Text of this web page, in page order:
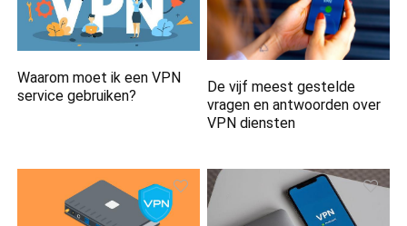
Waarom moet ik een VPN
service gebruiken?
De vijf meest gestelde
vragen en antwoorden over
VPN diensten